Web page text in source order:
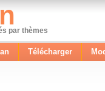
par thèmes
Télécharger